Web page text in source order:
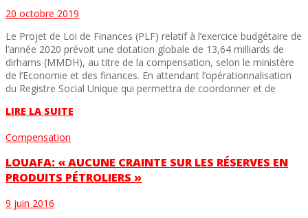
20 octobre 2019
Le Projet de Loi de Finances (PLF) relatif à l’exercice budgétaire de
l’année 2020 prévoit une dotation globale de 13,64 milliards de
dirhams (MMDH), au titre de la compensation, selon le ministère
de l’Economie et des finances. En attendant l’opérationnalisation
du Registre Social Unique qui permettra de coordonner et de
LIRE LA SUITE
Compensation
LOUAFA: « AUCUNE CRAINTE SUR LES RÉSERVES EN
PRODUITS PÉTROLIERS »
9 juin 2016